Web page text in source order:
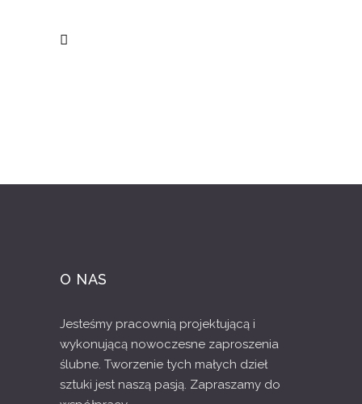
O NAS
Jesteśmy pracownią projektującą i
wykonującą nowoczesne zaproszenia
ślubne. Tworzenie tych małych dzieł
sztuki jest naszą pasją. Zapraszamy do